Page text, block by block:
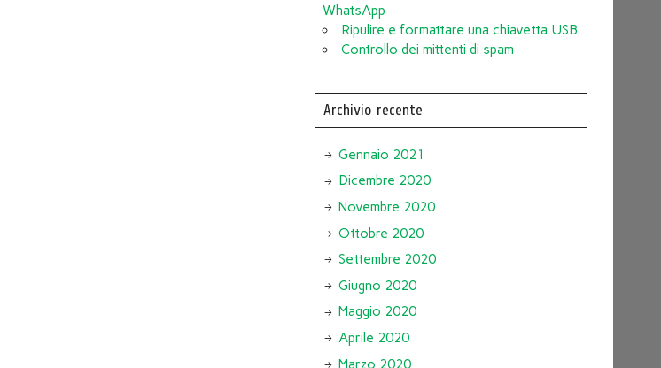
WhatsApp
Ripulire e formattare una chiavetta USB
Controllo dei mittenti di spam
Archivio recente
Gennaio 2021
Dicembre 2020
Novembre 2020
Ottobre 2020
Settembre 2020
Giugno 2020
Maggio 2020
Aprile 2020
Marzo 2020